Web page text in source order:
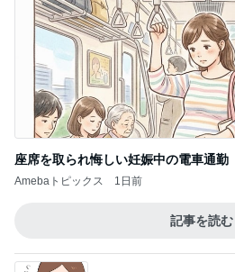
座席を取られ悔しい妊娠中の電車通勤
Amebaトピックス 1日前
記事を読む